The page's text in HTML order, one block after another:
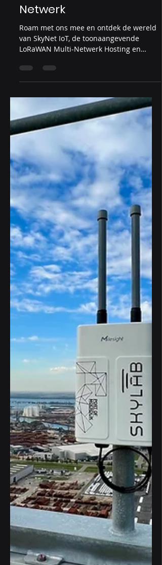
9 dec 2023
Roam met ons LoRaWAN
Netwerk
Roam met ons mee en ontdek de wereld
LoRaWAN Multi-Netwerk Hosting en
Roaming Netwerk Provider. SkyNet...